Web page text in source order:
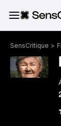
SensCritique >